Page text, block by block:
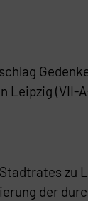
Leipzig (VII-
zu
der